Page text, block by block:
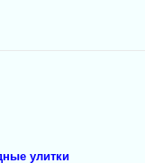
улитки